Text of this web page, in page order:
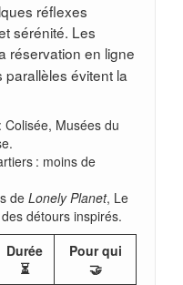
réflexes
sérénité. Les
réservation en ligne
parallèles évitent la
Musées du
: moins de
de Lonely Planet, Le
détours inspirés.
Durée
⏳
Pour qui
🤝